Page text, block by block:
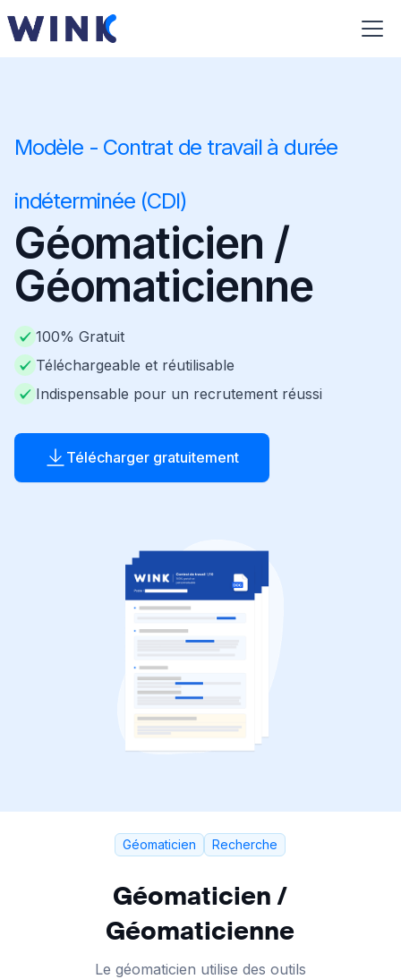
Modèle - Contrat de travail à durée
indéterminée (CDI)
Géomaticien /
Géomaticienne
100% Gratuit
Téléchargeable et réutilisable
Indispensable pour un recrutement réussi
Télécharger gratuitement
Géomaticien Recherche
Géomaticien /
Géomaticienne
Le géomaticien utilise des outils